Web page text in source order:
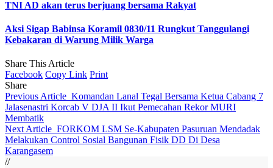
TNI AD akan terus berjuang bersama Rakyat
Aksi Sigap Babinsa Koramil 0830/11 Rungkut Tanggulangi
Kebakaran di Warung Milik Warga
Share This Article
Facebook Copy Link Print
Share
Previous Article Komandan Lanal Tegal Bersama Ketua Cabang 7
Jalasenastri Korcab V DJA II Ikut Pemecahan Rekor MURI
Membatik
Next Article FORKOM LSM Se-Kabupaten Pasuruan Mendadak
Melakukan Control Sosial Bangunan Fisik DD Di Desa
Karangasem
//